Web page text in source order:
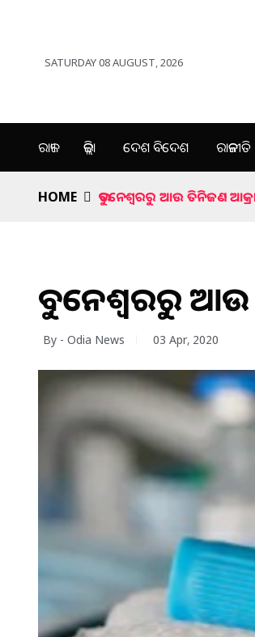
SATURDAY 08 AUGUST, 2026
ରାଜ୍ୟ ଜିଲ୍ଲା ଦେଶ ବିଦେଶ ରାଜନୀତି
HOME ଭୁବନେଶ୍ୱରରୁ ଆଉ ତିନିଜଣ
ଭୁବନେଶ୍ୱରରୁ ଆଉ
By - Odia News 03 Apr, 2020